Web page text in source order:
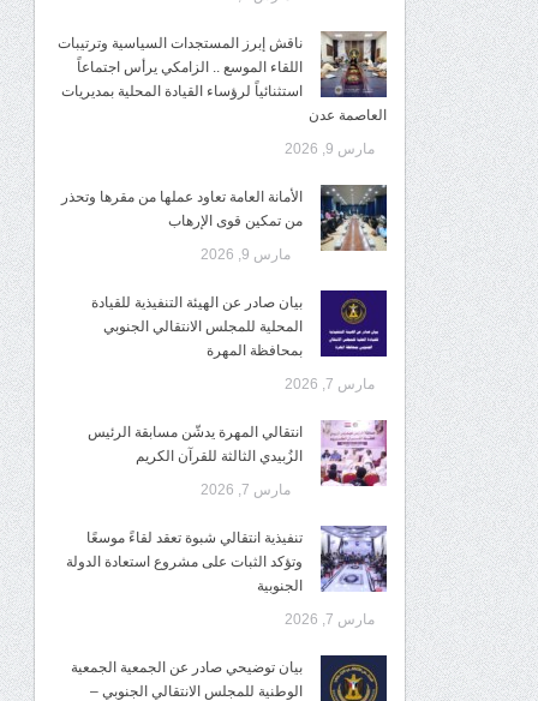
ناقش إبرز المستجدات السياسية وترتيبات
اللقاء الموسع .. الزامكي يرأس اجتماعاً
استثنائياً لرؤساء القيادة المحلية بمديريات
العاصمة عدن
مارس 9, 2026
الأمانة العامة تعاود عملها من مقرها وتحذر
من تمكين قوى الإرهاب
مارس 9, 2026
بيان صادر عن الهيئة التنفيذية للقيادة
المحلية للمجلس الانتقالي الجنوبي
بمحافظة المهرة
مارس 7, 2026
انتقالي المهرة يدشّن مسابقة الرئيس
الزُبيدي الثالثة للقرآن الكريم
مارس 7, 2026
تنفيذية انتقالي شبوة تعقد لقاءً موسعًا
وتؤكد الثبات على مشروع استعادة الدولة
الجنوبية
مارس 7, 2026
بيان توضيحي صادر عن الجمعية الجمعية
الوطنية للمجلس الانتقالي الجنوبي –